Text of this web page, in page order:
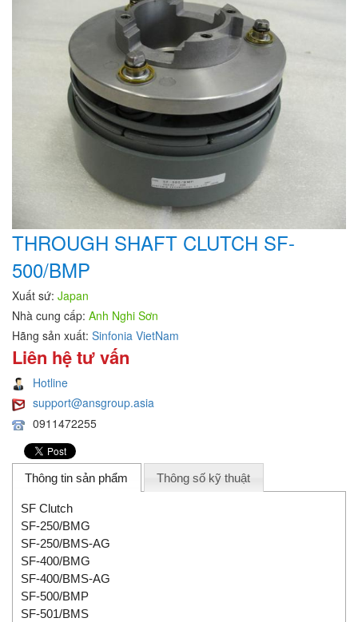
THROUGH SHAFT CLUTCH SF-
500/BMP
Xuất sứ: Japan
Nhà cung cấp: Anh Nghi Sơn
Hãng sản xuất: Sinfonia VietNam
Liên hệ tư vấn
Hotline
support@ansgroup.asia
0911472255
Thông tin sản phẩm Thông số kỹ thuật
SF Clutch
SF-250/BMG
SF-250/BMS-AG
SF-400/BMG
SF-400/BMS-AG
SF-500/BMP
SF-501/BMS